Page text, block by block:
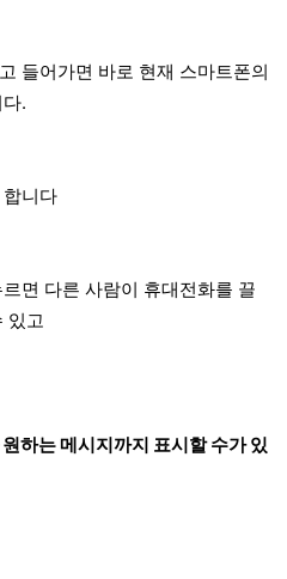
들어가면 바로 현재 스마트폰의
.
니다
면 다른 사람이 휴대전화를 끌
있고
하는 메시지까지 표시할 수가 있